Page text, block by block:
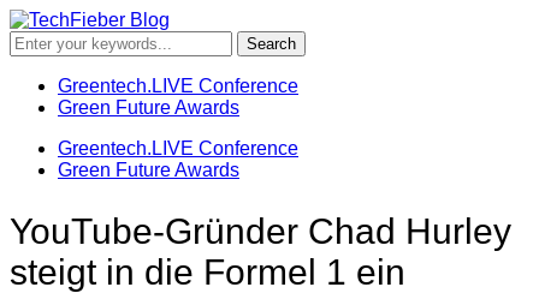
Greentech.LIVE Conference
Green Future Awards
Greentech.LIVE Conference
Green Future Awards
YouTube-Gründer Chad Hurley
steigt in die Formel 1 ein